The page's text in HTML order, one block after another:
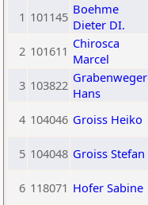
1 101145 Boehme
Dieter DI.
2 101611 Chirosca
Marcel
3 103822 Grabenweger
Hans
4 104046 Groiss Heiko
5 104048 Groiss Stefan
6 118071 Hofer Sabine